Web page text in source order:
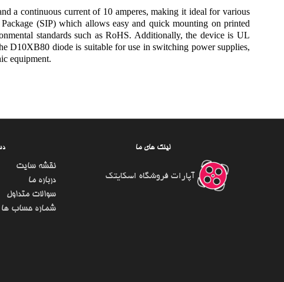
a continuous current of 10 amperes, making it ideal for various
(SIP) which allows easy and quick mounting on printed
standards such as RoHS. Additionally, the device is UL
D10XB80 diode is suitable for use in switching power supplies,
equipment.
نقشه سایت
درباره ما
سوالات متداول
شماره حساب ها
لینک های ما
آپارات فروشگاه اسکایتک